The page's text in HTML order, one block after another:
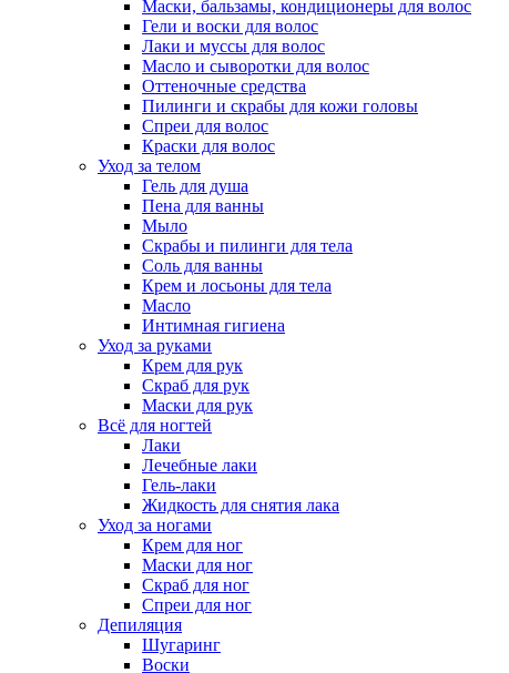
Маски, бальзамы, кондиционеры для волос
Гели и воски для волос
Лаки и муссы для волос
Масло и сыворотки для волос
Оттеночные средства
Пилинги и скрабы для кожи головы
Спреи для волос
Краски для волос
Уход за телом
Гель для душа
Пена для ванны
Мыло
Скрабы и пилинги для тела
Соль для ванны
Крем и лосьоны для тела
Масло
Интимная гигиена
Уход за руками
Крем для рук
Скраб для рук
Маски для рук
Всё для ногтей
Лаки
Лечебные лаки
Гель-лаки
Жидкость для снятия лака
Уход за ногами
Крем для ног
Маски для ног
Скраб для ног
Спреи для ног
Депиляция
Шугаринг
Воски